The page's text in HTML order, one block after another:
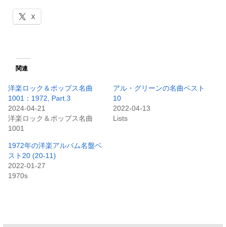
X
関連
洋楽ロック＆ポップス名曲
1001：1972, Part.3
2024-04-21
洋楽ロック＆ポップス名曲
1001
アル・グリーンの名曲ベスト
10
2022-04-13
Lists
1972年の洋楽アルバム名盤ベ
スト20 (20-11)
2022-01-27
1970s